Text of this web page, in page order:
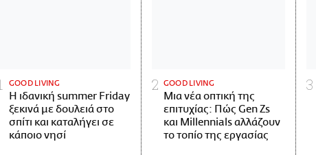
GOOD LIVING
Η ιδανική summer Friday
ξεκινά με δουλειά στο
σπίτι και καταλήγει σε
κάποιο νησί
GOOD LIVING
Μια νέα οπτική της
επιτυχίας: Πώς Gen Zs
και Millennials αλλάζουν
το τοπίο της εργασίας